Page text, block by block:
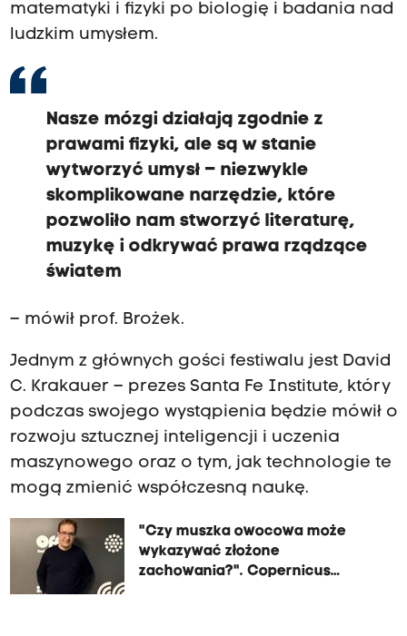
matematyki i fizyki po biologię i badania nad
ludzkim umysłem.
Nasze mózgi działają zgodnie z
prawami fizyki, ale są w stanie
wytworzyć umysł – niezwykle
skomplikowane narzędzie, które
pozwoliło nam stworzyć literaturę,
muzykę i odkrywać prawa rządzące
światem
– mówił prof. Brożek.
Jednym z głównych gości festiwalu jest David
C. Krakauer – prezes Santa Fe Institute, który
podczas swojego wystąpienia będzie mówił o
rozwoju sztucznej inteligencji i uczenia
maszynowego oraz o tym, jak technologie te
mogą zmienić współczesną naukę.
"Czy muszka owocowa może
wykazywać złożone
zachowania?". Copernicus